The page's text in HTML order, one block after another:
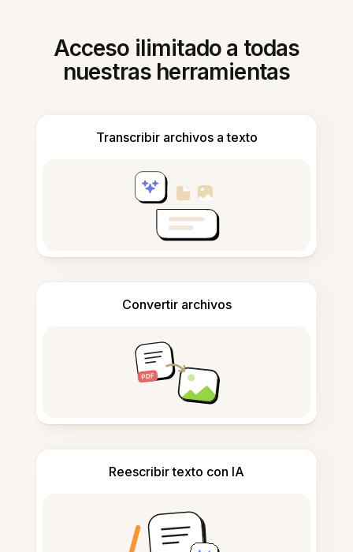
Acceso ilimitado a todas
nuestras herramientas
Transcribir archivos a texto
Convertir archivos
Reescribir texto con IA